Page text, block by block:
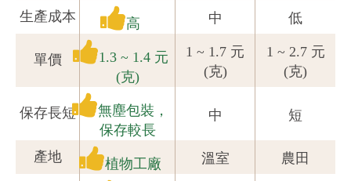
生產成本 高 中 低
單價
1.3 ~ 1.4 元
(克)
1 ~ 1.7 元
(克)
1 ~ 2.7 元
(克)
保存長短
無塵包裝，
保存較長
中 短
產地 植物工廠 溫室 農田